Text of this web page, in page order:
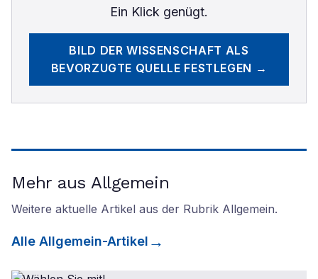
Ein Klick genügt.
BILD DER WISSENSCHAFT ALS
BEVORZUGTE QUELLE FESTLEGEN →
Mehr aus Allgemein
Weitere aktuelle Artikel aus der Rubrik Allgemein.
Alle Allgemein-Artikel